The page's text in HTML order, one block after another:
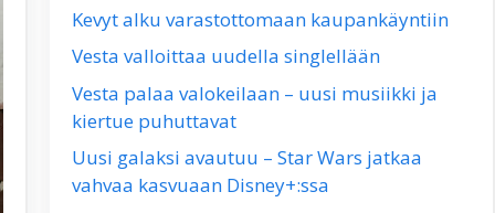
Kevyt alku varastottomaan kaupankäyntiin
Vesta valloittaa uudella singlellään
Vesta palaa valokeilaan – uusi musiikki ja
kiertue puhuttavat
Uusi galaksi avautuu – Star Wars jatkaa
vahvaa kasvuaan Disney+:ssa